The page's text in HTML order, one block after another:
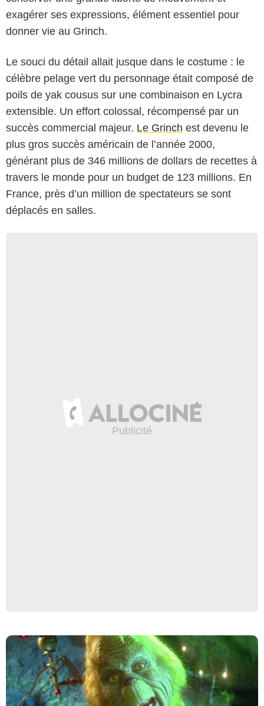
exagérer ses expressions, élément essentiel pour
donner vie au Grinch.
Le souci du détail allait jusque dans le costume : le
célèbre pelage vert du personnage était composé de
poils de yak cousus sur une combinaison en Lycra
extensible. Un effort colossal, récompensé par un
succès commercial majeur. Le Grinch est devenu le
plus gros succès américain de l’année 2000,
générant plus de 346 millions de dollars de recettes à
travers le monde pour un budget de 123 millions. En
France, près d’un million de spectateurs se sont
déplacés en salles.